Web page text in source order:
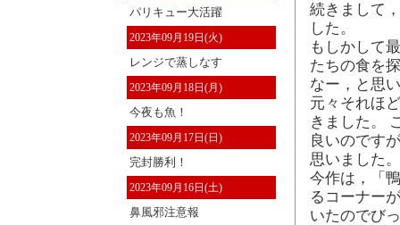
パリキュー大活躍
2023年09月19日(火)
レンジで蒸しなす
2023年09月18日(月)
今夜も魚！
2023年09月17日(日)
完封勝利！
2023年09月16日(土)
鼻風邪注意報
続きまして
した。
もしかして
たちの食を
なー，と思
元々それほ
きました。
良いのです
思いました。
今作は，「
るコーナー
いたのでび